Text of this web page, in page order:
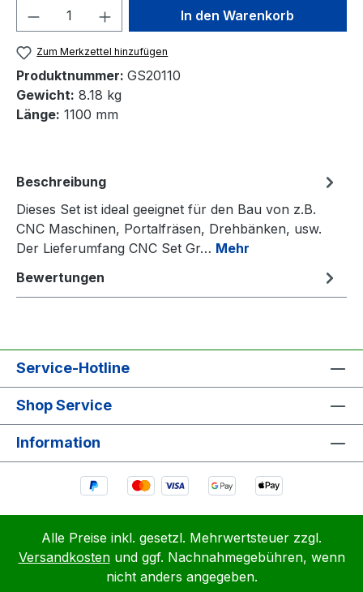
Produkt Anzahl: Gib denIn den Warenkorb
Zum Merkzettel hinzufügen
Produktnummer: GS20110
Gewicht: 8.18 kg
Länge: 1100 mm
Beschreibung
Dieses Set ist ideal geeignet für den Bau von z.B.
CNC Maschinen, Portalfräsen, Drehbänken, usw.
Der Lieferumfang CNC Set Gr… Mehr
Bewertungen
Service-Hotline
Shop Service
Information
Alle Preise inkl. gesetzl. Mehrwertsteuer zzgl.
Versandkostenund ggf. Nachnahmegebühren, wenn
nicht anders angegeben.